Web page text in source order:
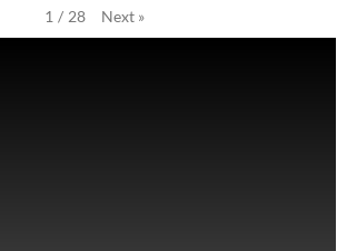
1 / 28 Next »